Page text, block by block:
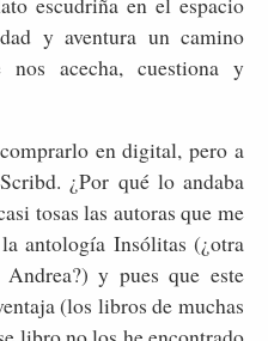
y aventura un camino
acecha, cuestiona y
en digital, pero a
¿Por qué lo andaba
tosas las autoras que me
antología Insólitas (¿otra
y pues que este
(los libros de muchas